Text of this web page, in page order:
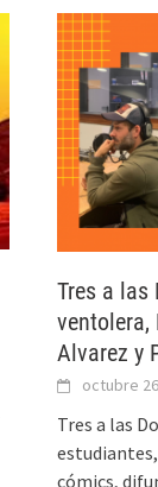
Tres a las
Alvarez y
octubre
Tres a las
cómics,